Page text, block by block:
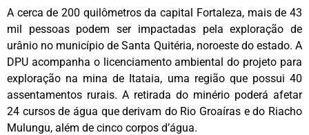
A cerca de 200 quilômetros da capital Fortaleza, mais de 43
mil pessoas podem ser impactadas pela exploração de
urânio no município de Santa Quitéria, noroeste do estado. A
DPU acompanha o licenciamento ambiental do projeto para
exploração na mina de Itataia, uma região que possui 40
assentamentos rurais. A retirada do minério poderá afetar
24 cursos de água que derivam do Rio Groaíras e do Riacho
Mulungu, além de cinco corpos d’água.